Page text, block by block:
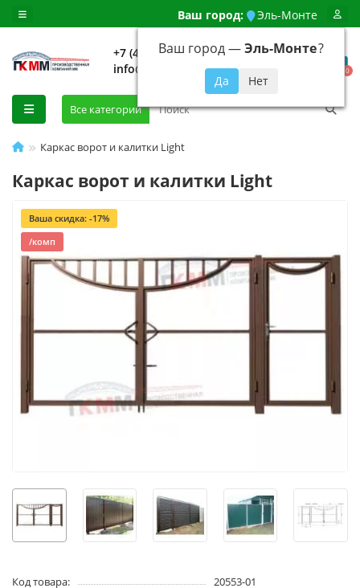
Ваш город: Эль-Монте
Ваш город —Эль-Монте?
+7 (499) 648-92-94
info@evroshtaketnikmoskva.ru
0
Все категории
Каркас ворот и калитки Light
Каркас ворот и калитки Light
Ваша скидка: -17%
/комп
Код товара:
20553-01